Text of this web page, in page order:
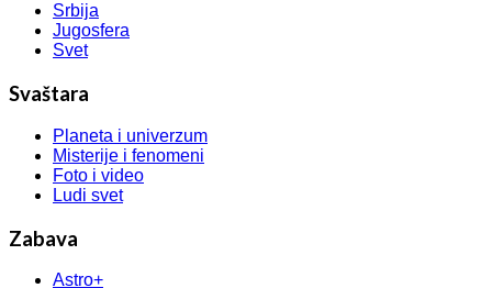
Srbija
Jugosfera
Svet
Svaštara
Planeta i univerzum
Misterije i fenomeni
Foto i video
Ludi svet
Zabava
Astro+